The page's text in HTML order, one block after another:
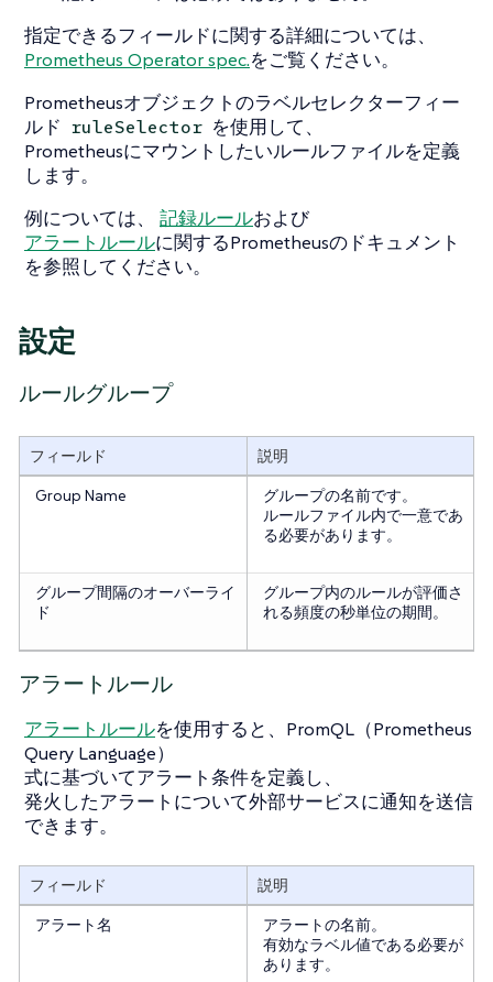
指定できるフィールドに関する詳細については、
Prometheus Operator spec.をご覧ください。
Prometheusオブジェクトのラベルセレクターフィー
ルド ruleSelector を使用して、
Prometheusにマウントしたいルールファイルを定義
します。
例については、 記録ルールおよび
アラートルールに関するPrometheusのドキュメント
を参照してください。
設定
ルールグループ
フィールド
説明
Group Name
グループの名前です。
ルールファイル内で一意であ
る必要があります。
グループ間隔のオーバーライ
ド
グループ内のルールが評価さ
れる頻度の秒単位の期間。
アラートルール
アラートルールを使用すると、PromQL（Prometheus
Query Language）
式に基づいてアラート条件を定義し、
発火したアラートについて外部サービスに通知を送信
できます。
フィールド
説明
アラート名
アラートの名前。
有効なラベル値である必要が
あります。